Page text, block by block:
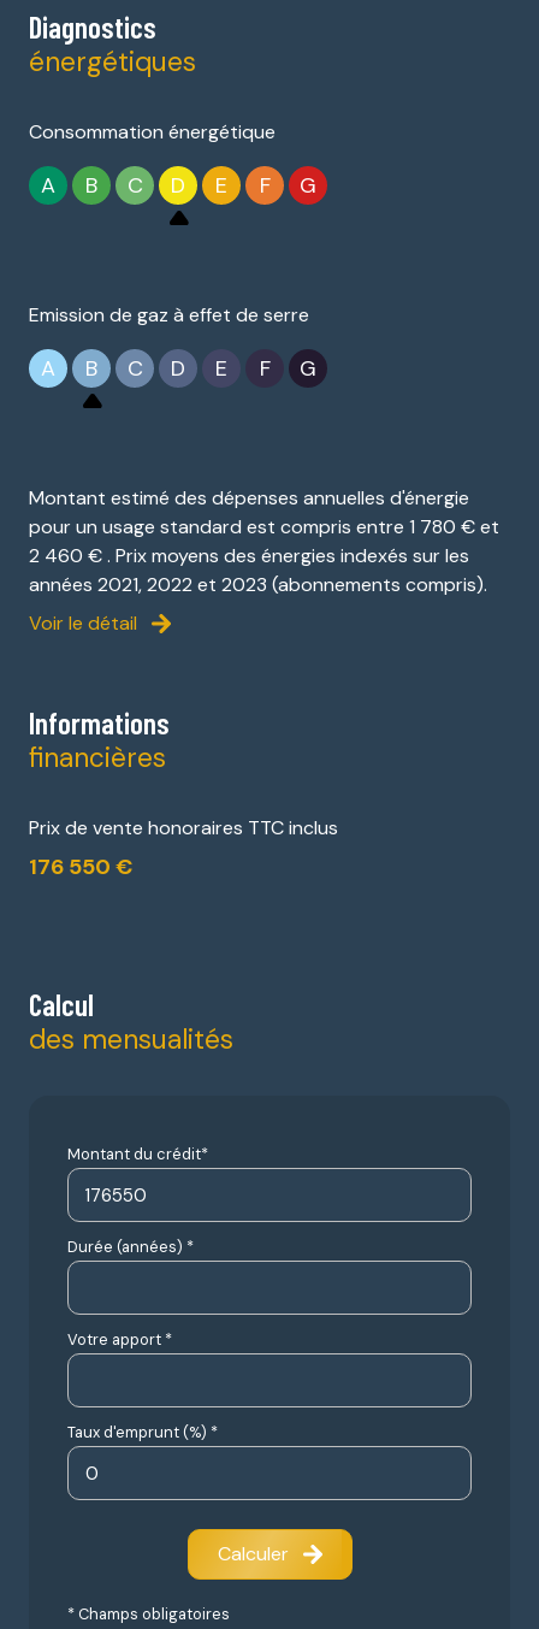
Diagnostics
énergétiques
Consommation énergétique
A B C D E F G
Emission de gaz à effet de serre
A B C D E F G
Montant estimé des dépenses annuelles d'énergie
pour un usage standard est compris entre 1 780 € et
2 460 € . Prix moyens des énergies indexés sur les
années 2021, 2022 et 2023 (abonnements compris).
Voir le détail
Informations
financières
Prix de vente honoraires TTC inclus
176 550 €
Calcul
des mensualités
Montant du crédit*
Durée (années) *
Votre apport *
Taux d'emprunt (%) *
Calculer
* Champs obligatoires